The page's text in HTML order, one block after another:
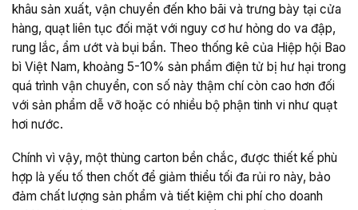
khâu sản xuất, vận chuyển đến kho bãi và trưng bày tại cửa
hàng, quạt liên tục đối mặt với nguy cơ hư hỏng do va đập,
rung lắc, ẩm ướt và bụi bẩn. Theo thống kê của Hiệp hội Bao
bì Việt Nam, khoảng 5-10% sản phẩm điện tử bị hư hại trong
quá trình vận chuyển, con số này thậm chí còn cao hơn đối
với sản phẩm dễ vỡ hoặc có nhiều bộ phận tinh vi như quạt
hơi nước.
Chính vì vậy, một thùng carton bền chắc, được thiết kế phù
hợp là yếu tố then chốt để giảm thiểu tối đa rủi ro này, bảo
đảm chất lượng sản phẩm và tiết kiệm chi phí cho doanh